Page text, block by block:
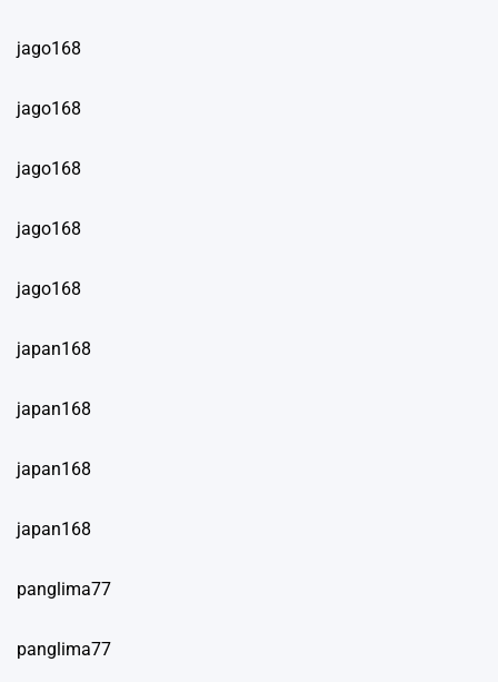
jago168
jago168
jago168
jago168
jago168
japan168
japan168
japan168
japan168
panglima77
panglima77